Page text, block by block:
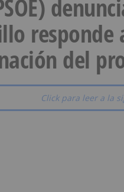
del
Click para leer a la